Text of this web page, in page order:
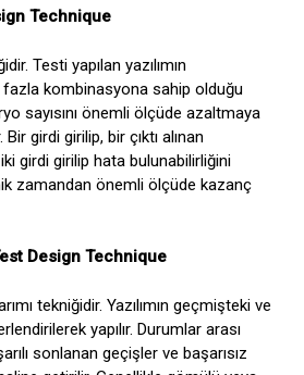
Technique
Testi yapılan yazılımın
kombinasyona sahip olduğu
sayısını önemli ölçüde azaltmaya
girdi girilip, bir çıktı alınan
girdi girilip hata bulunabilirliğini
zamandan önemli ölçüde kazanç
Design Technique
tekniğidir. Yazılımın geçmişteki ve
yapılır. Durumlar arası
sonlanan geçişler ve başarısız